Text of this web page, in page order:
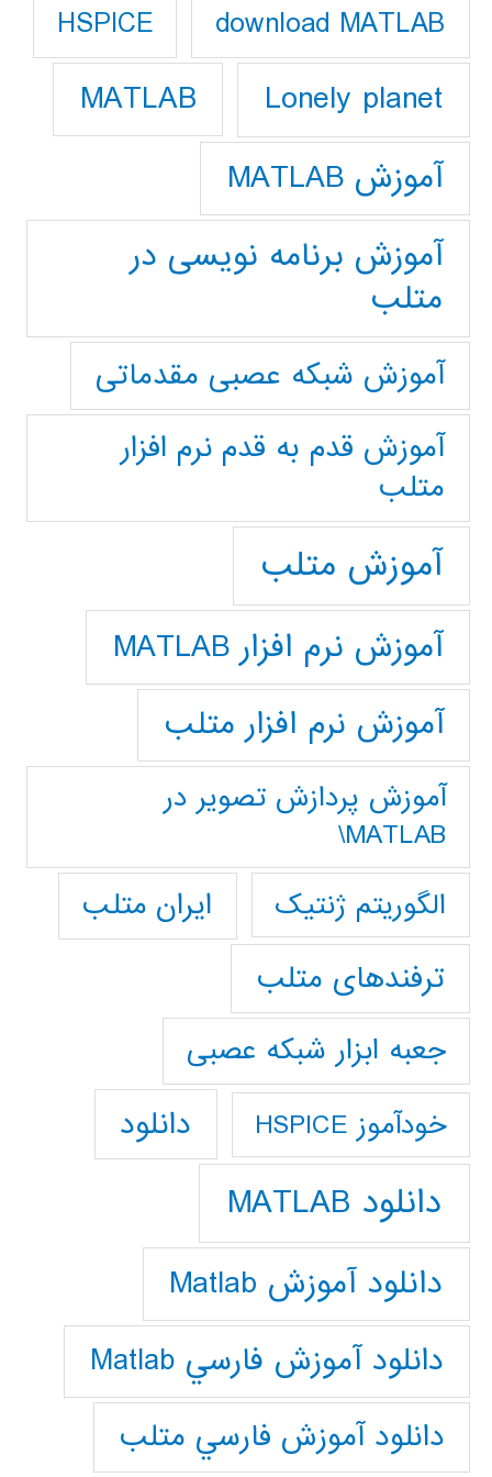
download MATLAB
HSPICE
Lonely planet
MATLAB
آموزش MATLAB
آموزش برنامه نویسی در
متلب
آموزش شبکه عصبی مقدماتی
آموزش قدم به قدم نرم افزار
متلب
آموزش متلب
آموزش نرم افزار MATLAB
آموزش نرم افزار متلب
آموزش پردازش تصوير در
MATLAB\
الگوریتم ژنتیک
ایران متلب
ترفندهای متلب
جعبه ابزار شبکه عصبی
خودآموز HSPICE دانلود
دانلود MATLAB
دانلود آموزش Matlab
دانلود آموزش فارسي Matlab
دانلود آموزش فارسي متلب